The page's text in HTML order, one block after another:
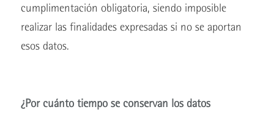
cumplimentación obligatoria, siendo imposible
realizar las finalidades expresadas si no se aportan
esos datos.
¿Por cuánto tiempo se conservan los datos